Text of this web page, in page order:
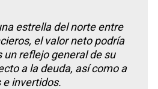
estrella del norte entre
el valor neto podría
un reflejo general de su
a la deuda, así como a
invertidos.